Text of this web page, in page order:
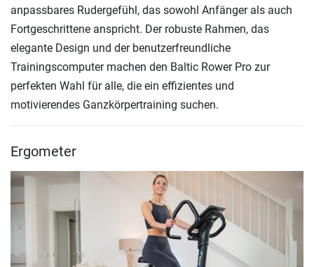
anpassbares Rudergefühl, das sowohl Anfänger als auch
Fortgeschrittene anspricht. Der robuste Rahmen, das
elegante Design und der benutzerfreundliche
Trainingscomputer machen den Baltic Rower Pro zur
perfekten Wahl für alle, die ein effizientes und
motivierendes Ganzkörpertraining suchen.
Ergometer